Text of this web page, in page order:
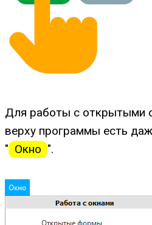
Для работы с открытыми
верху программы есть
" Окно ".